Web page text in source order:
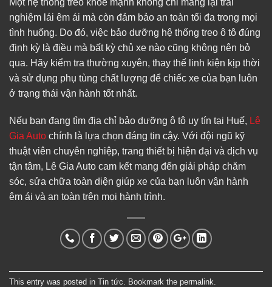
nghiệm lái êm ái mà còn đảm bảo an toàn tối đa trong mọi
tình huống. Do đó, việc bảo dưỡng hệ thống treo ô tô đúng
định kỳ là điều mà bất kỳ chủ xe nào cũng không nên bỏ
qua. Hãy kiểm tra thường xuyên, thay thế linh kiện kịp thời
và sử dụng phụ tùng chất lượng để chiếc xe của bạn luôn
ở trạng thái vận hành tốt nhất.
Nếu bạn đang tìm địa chỉ bảo dưỡng ô tô uy tín tại Huế, Lê
Gia Auto chính là lựa chọn đáng tin cậy. Với đội ngũ kỹ
thuật viên chuyên nghiệp, trang thiết bị hiện đại và dịch vụ
tận tâm, Lê Gia Auto cam kết mang đến giải pháp chăm
sóc, sửa chữa toàn diện giúp xe của bạn luôn vận hành
êm ái và an toàn trên mọi hành trình.
This entry was posted in Tin tức . Bookmark the permalink